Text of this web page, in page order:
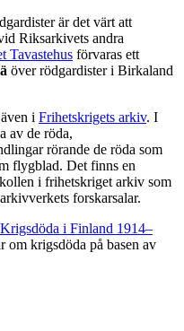
är det värt att
Riksarkivets andra
Tavastehus förvaras ett
över rödgardister i Birkaland
i Frihetskrigets arkiv. I
av de röda,
rörande de röda som
flygblad. Det finns en
i frihetskriget arkiv som
forskarsalar.
Krigsdöda i Finland 1914–
om krigsdöda på basen av